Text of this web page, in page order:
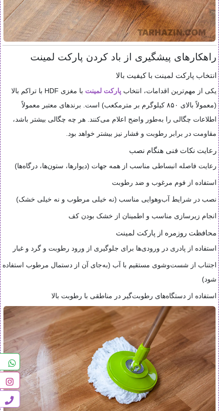
راهکارهای پیشگیری از باد کردن پارکت لمینت
انتخاب پارکت لمینت با کیفیت بالا
یکی از مهم‌ترین اقدامات، انتخاب پارکت لمینت
با مغزی HDF با تراکم بالا
(معمولاً بالای ۸۵۰ کیلوگرم بر مترمکعب) است. برندهای معتبر معمولاً
اطلاعات چگالی را به‌طور واضح اعلام می‌کنند. هر چه چگالی بیشتر باشد،
مقاومت در برابر رطوبت و فشار نیز بیشتر خواهد بود.
رعایت نکات فنی هنگام نصب
رعایت فاصله انبساطی مناسب از همه جهات (دیوارها، ستون‌ها، درگاه‌ها)
استفاده از فوم مرغوب و ضد رطوبت
نصب در شرایط آب‌وهوایی مناسب (نه خیلی مرطوب و نه خیلی خشک)
انجام زیرسازی مناسب و اطمینان از خشک بودن کف
محافظت روزمره از پارکت لمینت
استفاده از پادری در ورودی‌ها برای جلوگیری از ورود رطوبت و گرد و غبار
اجتناب از شست‌وشوی مستقیم با آب (به‌جای آن از دستمال مرطوب استفاده
شود)
استفاده از دستگاه‌های رطوبت‌گیر در مناطقی با رطوبت بالا